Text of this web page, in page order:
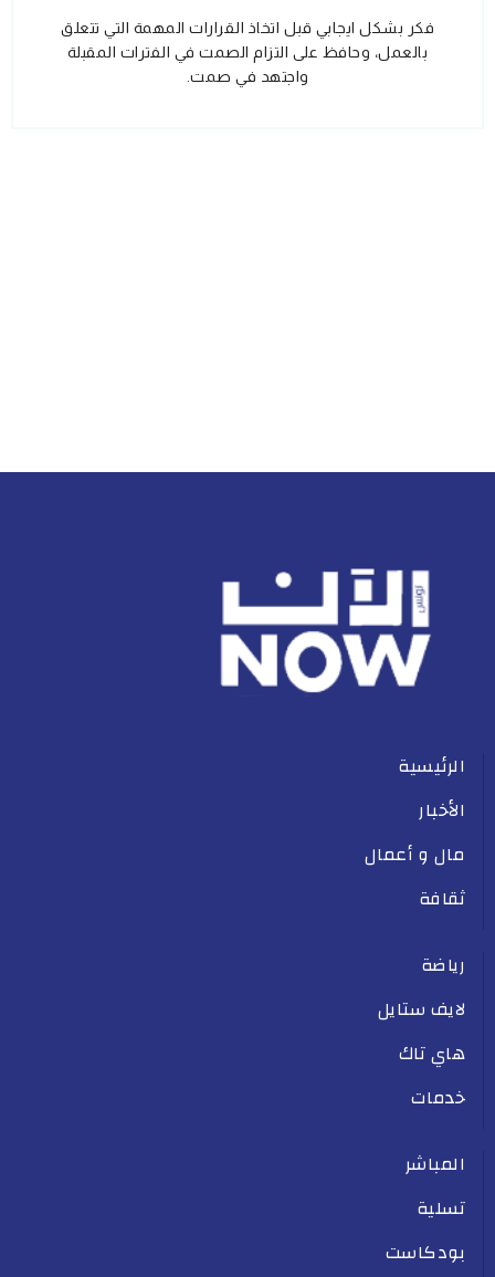
فكر بشكل ايجابي قبل اتخاذ القرارات المهمة التي تتعلق
بالعمل، وحافظ على التزام الصمت في الفترات المقبلة
واجتهد في صمت.
الرئيسية
الأخبار
مال و أعمال
ثقافة
رياضة
لايف ستايل
هاي تاك
خدمات
المباشر
تسلية
بودكاست